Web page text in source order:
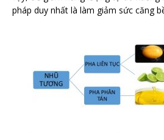
pháp duy nhất là làm giảm sức căng